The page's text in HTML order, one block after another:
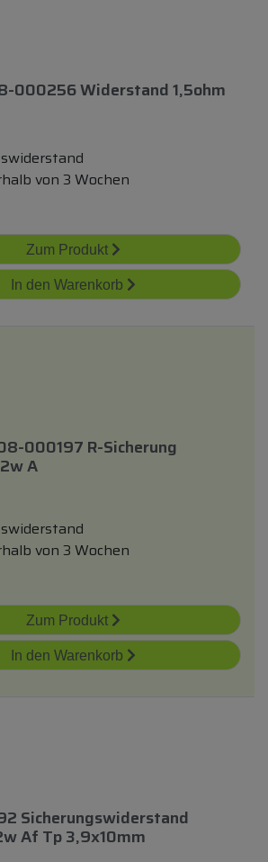
000256 Widerstand 1,5ohm
von 3 Wochen
Zum Produkt
In den Warenkorb
000197 R-Sicherung
A
von 3 Wochen
Zum Produkt
In den Warenkorb
Sicherungswiderstand
Af Tp 3,9x10mm